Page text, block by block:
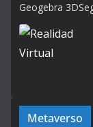
Geogebra
Metaverso